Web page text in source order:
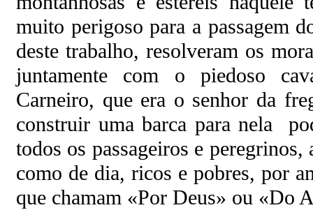
muito perigoso para a passagem
deste trabalho, resolveram os
juntamente com o piedoso
Carneiro, que era o senhor da
construir uma barca para nela
todos os passageiros e
como de dia, ricos e pobres, por
que chamam «Por Deus» ou «Do